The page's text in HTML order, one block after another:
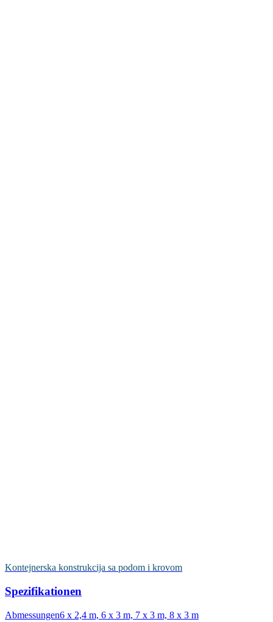
Kontejnerska konstrukcija sa podom i krovom
Spezifikationen
Abmessungen6 x 2,4 m, 6 x 3 m, 7 x 3 m, 8 x 3 m